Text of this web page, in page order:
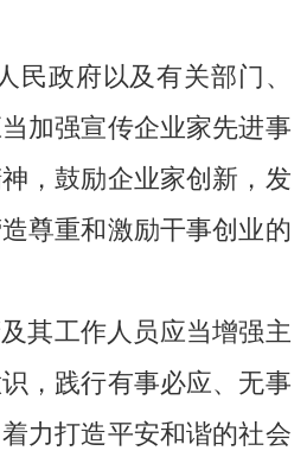
政府以及有关部门、
加强宣传企业家先进事
，鼓励企业家创新，发
尊重和激励干事创业的
其工作人员应当增强主
，践行有事必应、无事
力打造平安和谐的社会